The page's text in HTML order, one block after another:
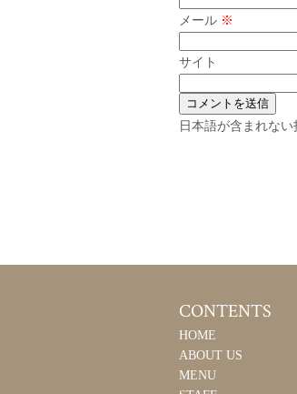
メール ※
サイト
日本語が含まれな
CONTENTS
HOME
ABOUT US
MENU